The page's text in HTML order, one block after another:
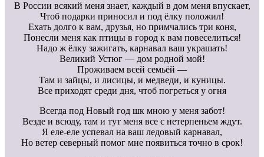
В России всякий меня знает, каждый в дом меня впускает,
Чтоб подарки приносил и под ёлку положил!
Ехать долго к вам, друзья, но примчались три коня,
Понесли меня как птицы в город к вам повеселиться!
Надо ж ёлку зажигать, карнавал ваш украшать!
Великий Устюг — дом родной мой!
Проживаем всей семьёй —
Там и зайцы, и лисицы, и медведи, и куницы.
Все приходят среди дня, чтоб погреться у огня
Всегда под Новый год шк мною у меня забот!
Везде и всюду, там и тут меня все с нетерпеньем ждут.
Я еле-еле успевал на ваш ледовый карнавал,
Но ветер северный помог мне появиться точно в срок!